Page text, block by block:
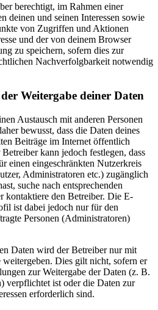
berechtigt, im Rahmen einer
deinen und seinen Interessen sowie
von Zugriffen und Aktionen
und der von deinem Browser
zu speichern, sofern dies zur
Nachverfolgbarkeit notwendig
Weitergabe deiner Daten
Austausch mit anderen Personen
bewusst, dass die Daten deines
Beiträge im Internet öffentlich
kann jedoch festlegen, dass
einen eingeschränkten Nutzerkreis
Administratoren etc.) zugänglich
suche nach entsprechenden
kontaktiere den Betreiber. Die E-
ist dabei jedoch nur für den
Personen (Administratoren)
Daten wird der Betreiber nur mit
Dies gilt nicht, sofern er
zur Weitergabe der Daten (z. B.
verpflichtet ist oder die Daten zur
erforderlich sind.